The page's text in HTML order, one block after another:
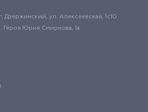
Дзержинский, ул. Алексеевская, 1с10
Героя Юрия Смирнова, 1а